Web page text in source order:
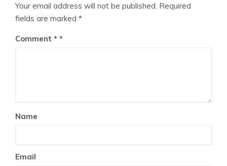
Your email address will not be published. Required
fields are marked *
Comment *
Name
Email